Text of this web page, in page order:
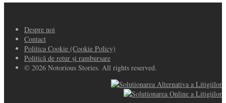
Despre noi
Contact
Politica Cookie (Cookie Policy)
Politică de retur și rambursare
© 2026 Notorious Stories. All rights reserved.